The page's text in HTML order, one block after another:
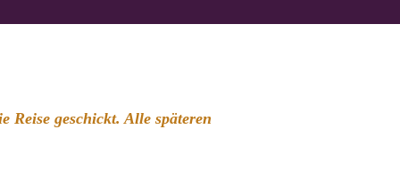
Reise geschickt. Alle späteren